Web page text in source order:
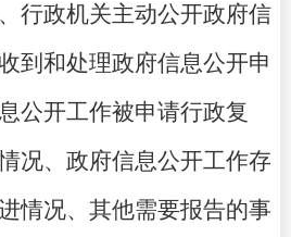
行政机关主动公开政府信
到和处理政府信息公开申
公开工作被申请行政复
况、政府信息公开工作存
情况、其他需要报告的事